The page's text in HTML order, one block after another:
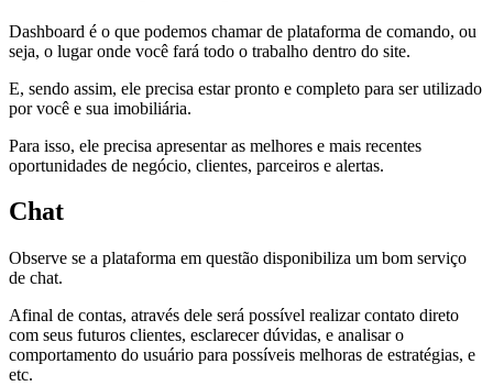
Dashboard é o que podemos chamar de plataforma de comando, ou
seja, o lugar onde você fará todo o trabalho dentro do site.
E, sendo assim, ele precisa estar pronto e completo para ser utilizado
por você e sua imobiliária.
Para isso, ele precisa apresentar as melhores e mais recentes
oportunidades de negócio, clientes, parceiros e alertas.
Chat
Observe se a plataforma em questão disponibiliza um bom serviço
de chat.
Afinal de contas, através dele será possível realizar contato direto
com seus futuros clientes, esclarecer dúvidas, e analisar o
comportamento do usuário para possíveis melhoras de estratégias, e
etc.